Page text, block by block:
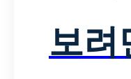
보려